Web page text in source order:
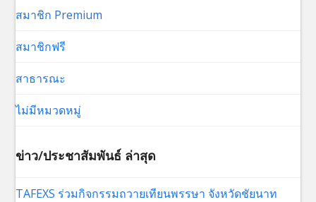
สมาชิก Premium
สมาชิกฟรี
สาธารณะ
ไม่มีหมวดหมู่
ข่าว/ประชาสัมพันธ์ ล่าสุด
TAFEXS ร่วมกิจกรรมถวายเทียนพรรษา จังหวัดชัยนาท